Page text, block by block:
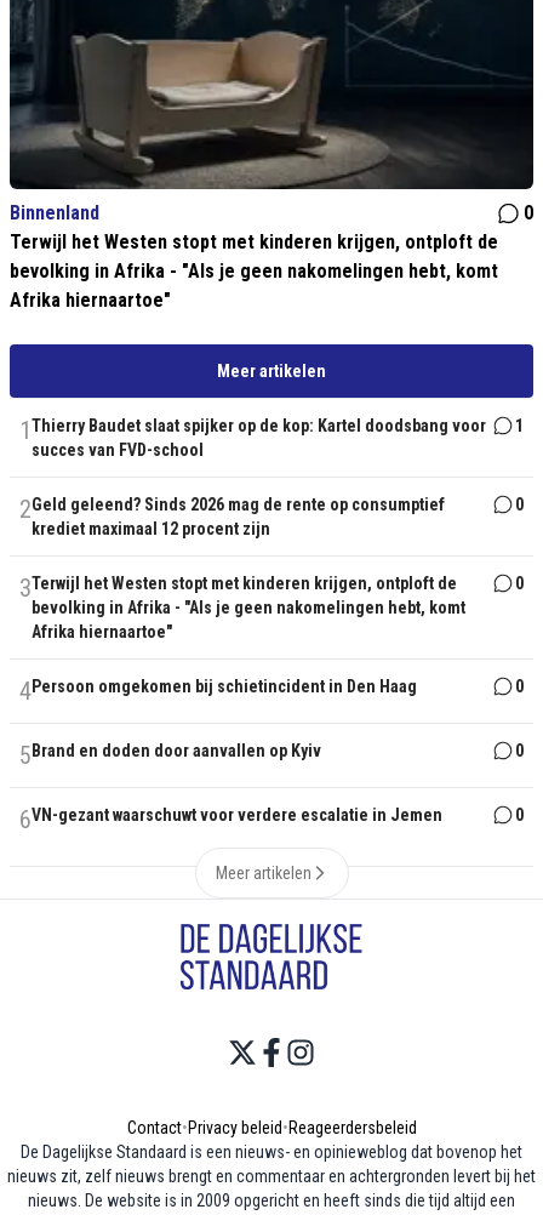
Binnenland
0
Terwijl het Westen stopt met kinderen krijgen, ontploft de
bevolking in Afrika - "Als je geen nakomelingen hebt, komt
Afrika hiernaartoe"
Meer artikelen
1Thierry Baudet slaat spijker op de kop: Kartel doodsbang voor
succes van FVD-school
1
2Geld geleend? Sinds 2026 mag de rente op consumptief
krediet maximaal 12 procent zijn
0
3Terwijl het Westen stopt met kinderen krijgen, ontploft de
bevolking in Afrika - "Als je geen nakomelingen hebt, komt
Afrika hiernaartoe"
0
4Persoon omgekomen bij schietincident in Den Haag 0
5Brand en doden door aanvallen op Kyiv 0
6VN-gezant waarschuwt voor verdere escalatie in Jemen 0
Meer artikelen
Contact•Privacy beleid•Reageerdersbeleid
De Dagelijkse Standaard is een nieuws- en opinieweblog dat bovenop het
nieuws zit, zelf nieuws brengt en commentaar en achtergronden levert bij het
nieuws. De website is in 2009 opgericht en heeft sinds die tijd altijd een